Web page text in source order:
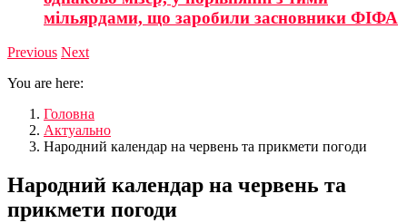
мільярдами, що заробили засновники ФІФА
Previous Next
You are here:
Головна
Актуально
Народний календар на червень та прикмети погоди
Народний календар на червень та
прикмети погоди